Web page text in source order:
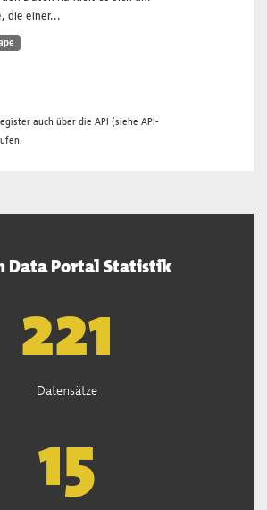
die einer...
auch über die API (siehe API-
Data Portal Statistik
222
Datensätze
15